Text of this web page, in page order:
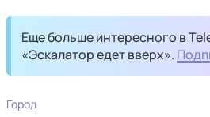
Еще больше интересного в
«Эскалатор едет вверх».
Город